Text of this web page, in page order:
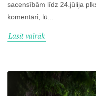
sacensībām līdz 24.jūlija
komentāri, lū...
Lasīt vairāk